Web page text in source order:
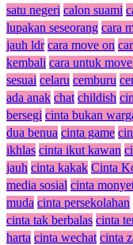
satu negeri calon suami
lupakan seseorang cara
jauh ldr cara move on
kembali cara untuk
sesuai celaru cemburu
ada anak chat childish
bersegi cinta bukan
dua benua cinta game
ikhlas cinta ikut kawan
jauh cinta kakak Cinta
media sosial cinta
muda cinta persekolahan
cinta tak berbalas cinta
harta cinta wechat cinta